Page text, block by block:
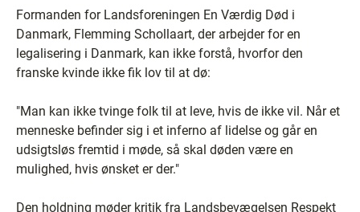
Formanden for Landsforeningen En Værdig Død i
Danmark, Flemming Schollaart, der arbejder for en
legalisering i Danmark, kan ikke forstå, hvorfor den
franske kvinde ikke fik lov til at dø:
"Man kan ikke tvinge folk til at leve, hvis de ikke vil. Når et
menneske befinder sig i et inferno af lidelse og går en
udsigtsløs fremtid i møde, så skal døden være en
mulighed, hvis ønsket er der."
Den holdning møder kritik fra Landsbevægelsen Respekt